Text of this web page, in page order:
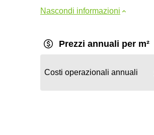
Nascondi informazioni
Prezzi annuali per m²
Costi operazionali annuali